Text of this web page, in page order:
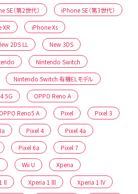
SE（第2世代） iPhone SE（第3世代）
XR iPhone Xs
2DS LL New 3DS
Nintendo Switch
Nintendo Switch 有機ELモデル
5G OPPO Reno A
Reno5 A Pixel Pixel 3
Pixel 4 Pixel 4a
Pixel 6a Pixel 7
Wii U Xperia
ll Xperia 1 lll Xperia 1 lV